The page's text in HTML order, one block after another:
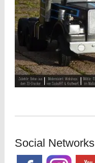
Social Networks